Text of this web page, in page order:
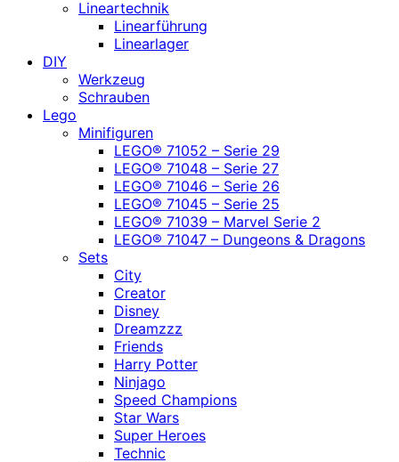
Lineartechnik
Linearführung
Linearlager
DIY
Werkzeug
Schrauben
Lego
Minifiguren
LEGO® 71052 – Serie 29
LEGO® 71048 – Serie 27
LEGO® 71046 – Serie 26
LEGO® 71045 – Serie 25
LEGO® 71039 – Marvel Serie 2
LEGO® 71047 – Dungeons & Dragons
Sets
City
Creator
Disney
Dreamzzz
Friends
Harry Potter
Ninjago
Speed Champions
Star Wars
Super Heroes
Technic